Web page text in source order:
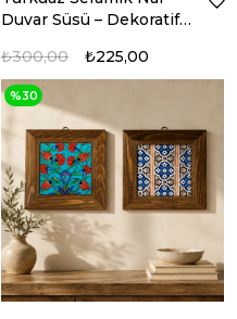
Duvar Süsü – Dekoratif
₺225,00
₺300,00
%30